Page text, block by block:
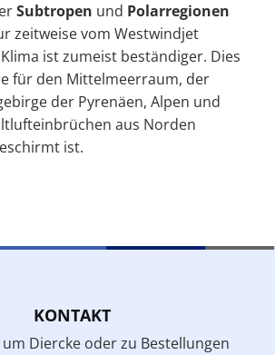
Subtropen und Polarregionen
zeitweise vom Westwindjet
ist zumeist beständiger. Dies
für den Mittelmeerraum, der
der Pyrenäen, Alpen und
aus Norden
ist.
KONTAKT
Diercke oder zu Bestellungen